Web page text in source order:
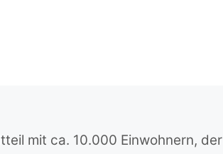
mit ca. 10.000 Einwohnern, der